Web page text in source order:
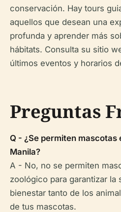
conservación. Hay tours
aquellos que desean una
profunda y aprender más
hábitats. Consulta su sitio
últimos eventos y horarios
Preguntas
Q - ¿Se permiten mascotas
Manila?
A - No, no se permiten
zoológico para garantizar la
bienestar tanto de los
de tus mascotas.